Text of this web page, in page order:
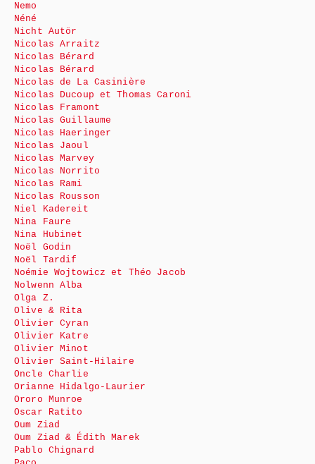
Nemo
Néné
Nicht Autör
Nicolas Arraitz
Nicolas Bérard
Nicolas Bérard
Nicolas de La Casinière
Nicolas Ducoup et Thomas Caroni
Nicolas Framont
Nicolas Guillaume
Nicolas Haeringer
Nicolas Jaoul
Nicolas Marvey
Nicolas Norrito
Nicolas Rami
Nicolas Rousson
Niel Kadereit
Nina Faure
Nina Hubinet
Noël Godin
Noël Tardif
Noémie Wojtowicz et Théo Jacob
Nolwenn Alba
Olga Z.
Olive & Rita
Olivier Cyran
Olivier Katre
Olivier Minot
Olivier Saint-Hilaire
Oncle Charlie
Orianne Hidalgo-Laurier
Ororo Munroe
Oscar Ratito
Oum Ziad
Oum Ziad & Édith Marek
Pablo Chignard